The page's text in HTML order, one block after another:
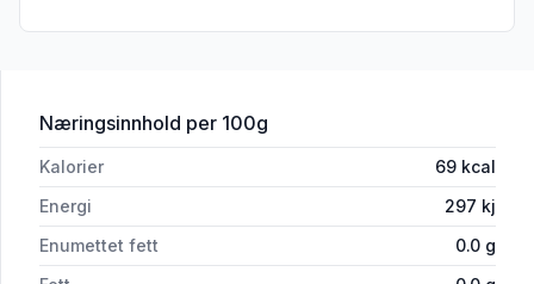
Næringsinnhold for 'Natreen Stevia Tabletter 120stk'
per 100g
Kalorier 69 kcal
Energi
297 kj
Enumettet fett
0.0 g